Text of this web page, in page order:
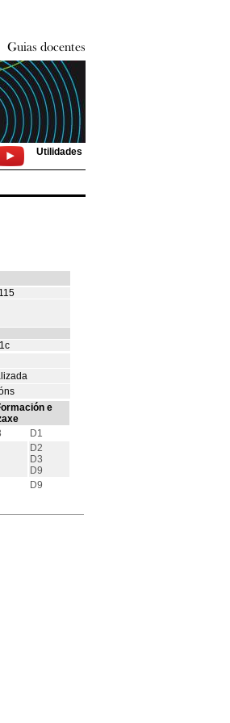
Utilidades
1c
e
D1
D2
D3
D9
D9